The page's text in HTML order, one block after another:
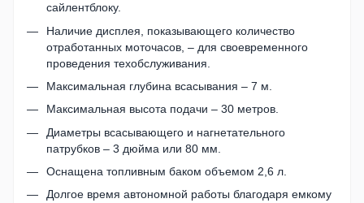
сайлентблоку.
Наличие дисплея, показывающего количество
отработанных моточасов, – для своевременного
проведения техобслуживания.
Максимальная глубина всасывания – 7 м.
Максимальная высота подачи – 30 метров.
Диаметры всасывающего и нагнетательного
патрубков – 3 дюйма или 80 мм.
Оснащена топливным баком объемом 2,6 л.
Долгое время автономной работы благодаря емкому